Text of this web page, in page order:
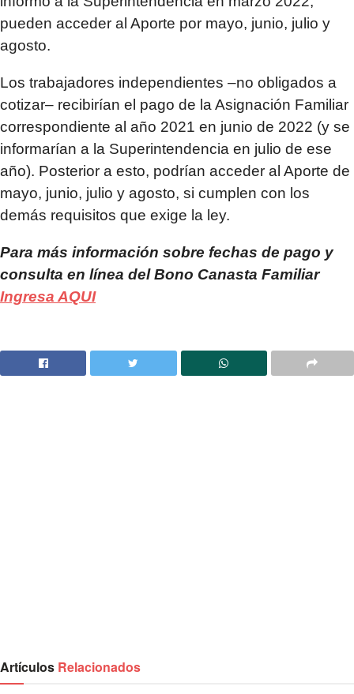
pueden acceder al Aporte por mayo, junio, julio y
agosto.
Los trabajadores independientes –no obligados a
cotizar– recibirían el pago de la Asignación Familiar
correspondiente al año 2021 en junio de 2022 (y se
informarían a la Superintendencia en julio de ese
año). Posterior a esto, podrían acceder al Aporte de
mayo, junio, julio y agosto, si cumplen con los
demás requisitos que exige la ley.
Para más información sobre fechas de pago y
consulta en línea del Bono Canasta Familiar
Ingresa AQUI
Artículos Relacionados